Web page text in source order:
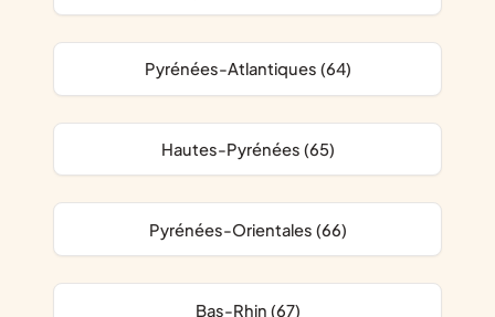
Pyrénées-Atlantiques (64)
Hautes-Pyrénées (65)
Pyrénées-Orientales (66)
Bas-Rhin (67)